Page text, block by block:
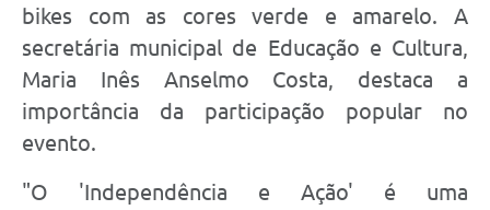
bikes com as cores verde e amarelo. A
secretária municipal de Educação e Cultura,
Maria Inês Anselmo Costa, destaca a
importância da participação popular no
evento.
"O 'Independência e Ação' é uma